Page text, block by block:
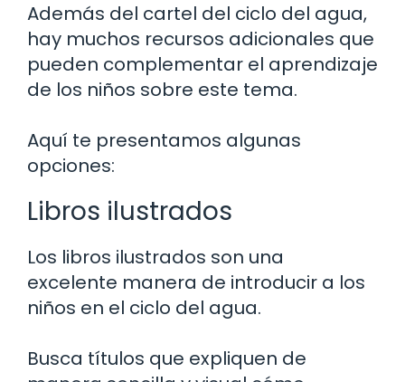
Además del cartel del ciclo del agua,
hay muchos recursos adicionales que
pueden complementar el aprendizaje
de los niños sobre este tema.
Aquí te presentamos algunas
opciones:
Libros ilustrados
Los libros ilustrados son una
excelente manera de introducir a los
niños en el ciclo del agua.
Busca títulos que expliquen de